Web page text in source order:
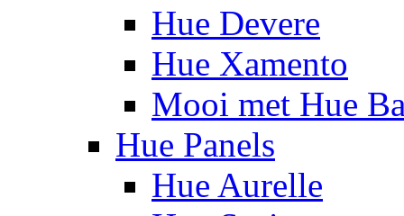
Hue Devere
Hue Xamento
Mooi met Hue
Hue Panels
Hue Aurelle